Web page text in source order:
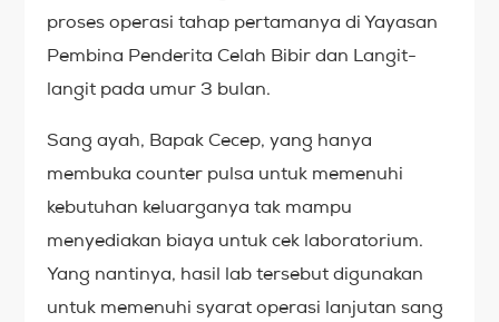
proses operasi tahap pertamanya di Yayasan
Pembina Penderita Celah Bibir dan Langit-
langit pada umur 3 bulan.
Sang ayah, Bapak Cecep, yang hanya
membuka counter pulsa untuk memenuhi
kebutuhan keluarganya tak mampu
menyediakan biaya untuk cek laboratorium.
Yang nantinya, hasil lab tersebut digunakan
untuk memenuhi syarat operasi lanjutan sang